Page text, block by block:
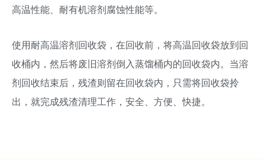
高温性能、耐有机溶剂腐蚀性能等。
使用耐高温溶剂回收袋，在回收前，将高温回收袋放到回
收桶内，然后将废旧溶剂倒入蒸馏桶内的回收袋内。当溶
剂回收结束后，残渣则留在回收袋内，只需将回收袋拎
出，就完成残渣清理工作，安全、方便、快捷。